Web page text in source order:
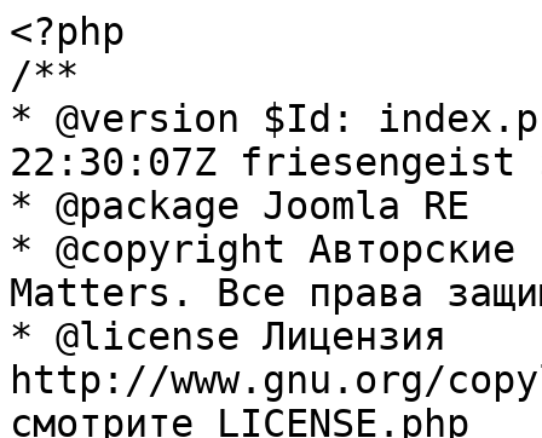
<?php
/**
* @version $Id:
22:30:07Z friesengeist
* @package Joomla RE
* @copyright Авторские
Matters. Все права
* @license Лицензия
http://www.gnu.org/
смотрите LICENSE.php